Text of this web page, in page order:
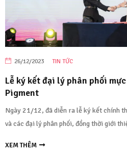
26/12/2023 TIN TỨC
Lễ ký kết đại lý phân phối
Pigment
Ngày 21/12, đã diễn ra lễ ký kết chính
và các đại lý phân phối, đồng thời giới
XEM THÊM